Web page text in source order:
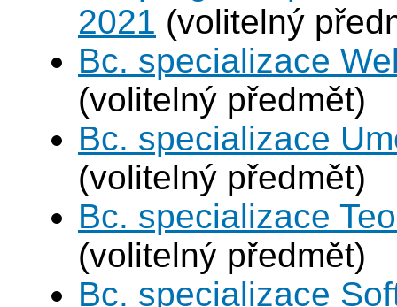
2021 (volitelný
Bc. specializace
(volitelný předmět)
Bc. specializace
(volitelný předmět)
Bc. specializace
(volitelný předmět)
Bc. specializace